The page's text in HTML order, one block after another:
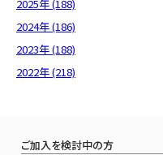
2025年 (188)
2024年 (186)
2023年 (188)
2022年 (218)
ご加入を検討中の方